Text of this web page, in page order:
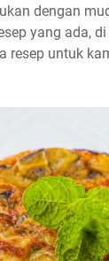
dengan
yang ada,
resep untuk